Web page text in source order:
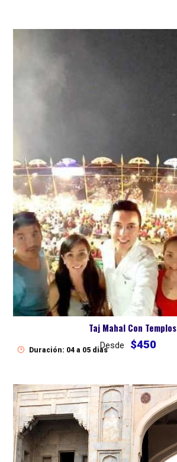
Taj Mahal Con Templos
Desde $450
Duración: 04 a 05 dias